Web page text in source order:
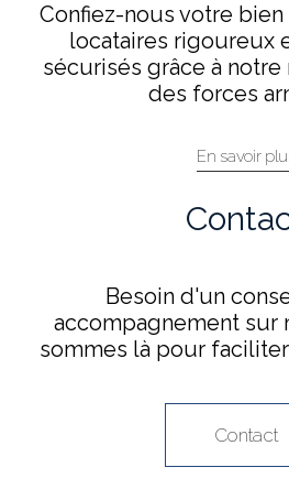
Confiez-nous votre
locataires rigoureux
sécurisés grâce à
des forces
En savoir
Besoin d'un
accompagnement sur
sommes là pour
Contact